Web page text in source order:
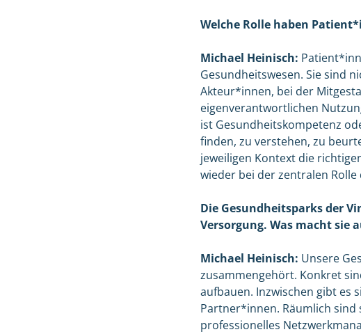
Welche Rolle haben
Michael Heinisch:
Gesundheitswesen. Sie sind
Akteur*innen, bei der
eigenverantwortlichen
ist Gesundheitskompetenz
finden, zu verstehen, zu
jeweiligen Kontext die
wieder bei der zentralen
Die Gesundheitsparks der
Versorgung. Was macht sie
Michael Heinisch: Unsere
zusammengehört. Konkret
aufbauen. Inzwischen gibt es
Partner*innen. Räumlich
professionelles